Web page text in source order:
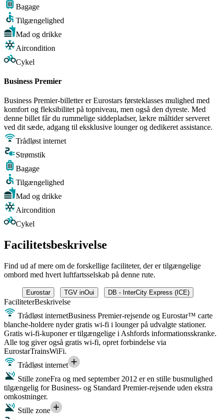
Bagage
Tilgængelighed
Mad og drikke
Aircondition
Cykel
Business Premier
Business Premier-billetter er Eurostars førsteklasses mulighed med
komfort og fleksibilitet på topniveau, men også den dyreste. Med
denne billet får du rummelige siddepladser, lækre måltider serveret
ved dit sæde, adgang til eksklusive lounger og dedikeret assistance.
Trådløst internet
Strømstik
Bagage
Tilgængelighed
Mad og drikke
Aircondition
Cykel
Facilitetsbeskrivelse
Find ud af mere om de forskellige faciliteter, der er tilgængelige
ombord med hvert luftfartsselskab på denne rute.
Eurostar TGV inOui DB - InterCity Express (ICE)
FaciliteterBeskrivelse
Trådløst internetBusiness Premier-rejsende og Eurostar™ carte
blanche-holdere nyder gratis wi-fi i lounger på udvalgte stationer.
Gratis wi-fi-kuponer er tilgængelige i Ashfords informationsskranke.
Alle tog giver også gratis wi-fi, opret forbindelse via
EurostarTrainsWiFi.
Trådløst internet
Stille zoneFra og med september 2012 er en stille busmulighed
tilgængelig for Business- og Standard Premier-rejsende uden ekstra
omkostninger.
Stille zone